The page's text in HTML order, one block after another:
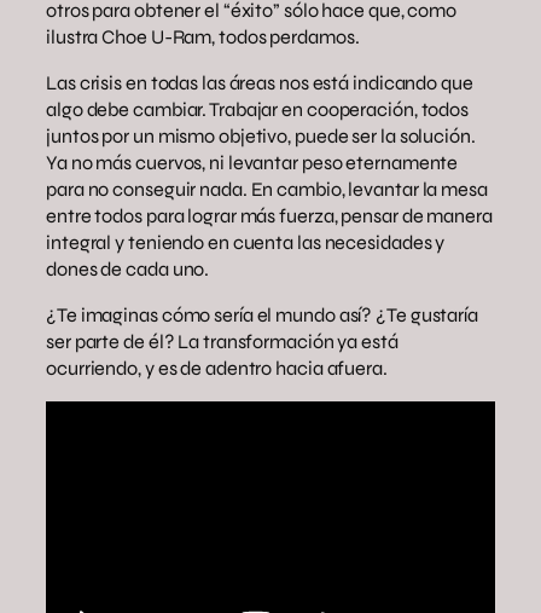
otros para obtener el “éxito” sólo hace que, como
ilustra Choe U-Ram, todos perdamos.
Las crisis en todas las áreas nos está indicando que
algo debe cambiar. Trabajar en cooperación, todos
juntos por un mismo objetivo, puede ser la solución.
Ya no más cuervos, ni levantar peso eternamente
para no conseguir nada. En cambio, levantar la mesa
entre todos para lograr más fuerza, pensar de manera
integral y teniendo en cuenta las necesidades y
dones de cada uno.
¿Te imaginas cómo sería el mundo así? ¿Te gustaría
ser parte de él? La transformación ya está
ocurriendo, y es de adentro hacia afuera.